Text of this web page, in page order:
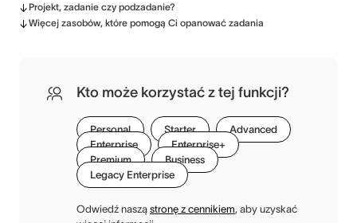
Projekt, zadanie czy podzadanie?
Więcej zasobów, które pomogą Ci opanować zadania
Kto może korzystać z tej funkcji?
Personal Starter
Advanced
Enterprise
Enterprise+
Premium
Business
Legacy Enterprise
Odwiedź naszą stronę z cennikiem, aby uzyskać